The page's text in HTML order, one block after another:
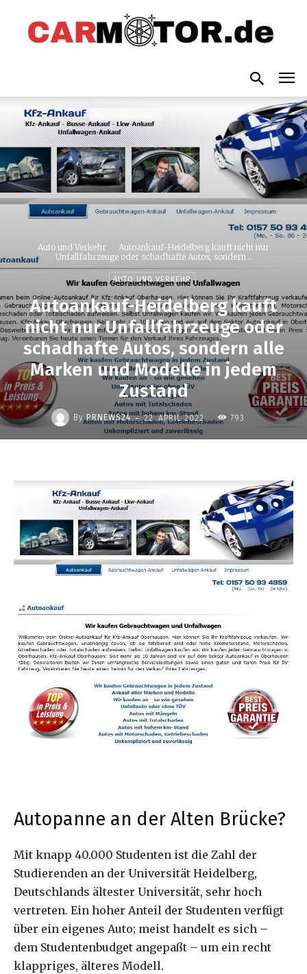
Auto und Verkehr
Autoankauf-Heidelberg kauft nicht nur
Unfallfahrzeuge oder schadhafte Autos, sondern...
AUTO UND VERKEHR
Autoankauf-Heidelberg kauft
nicht nur Unfallfahrzeuge oder
schadhafte Autos, sondern alle
Marken und Modelle in jedem
Zustand
By PRNEWS24 - 22. APRIL 2022 793
Autopanne an der Alten Brücke?
Mit knapp 40.000 Studenten ist die Zahl der
Studierenden an der Universität Heidelberg,
Deutschlands ältester Universität, sehr hoch
vertreten. Ein hoher Anteil der Studenten verfügt
über ein eigenes Auto; meist handelt es sich –
dem Studentenbudget angepaßt – um ein recht
klappriges, älteres Modell.